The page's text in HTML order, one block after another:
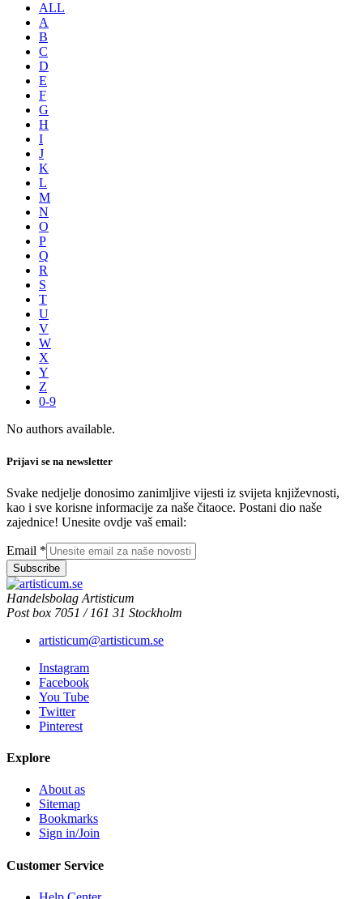
ALL
A
B
C
D
E
F
G
H
I
J
K
L
M
N
O
P
Q
R
S
T
U
V
W
X
Y
Z
0-9
No authors available.
Prijavi se na newsletter
Svake nedjelje donosimo zanimljive vijesti iz svijeta književnosti,
kao i sve korisne informacije za naše čitaoce. Postani dio naše
zajednice! Unesite ovdje vaš email:
Email *
Subscribe
Handelsbolag Artisticum
Post box 7051 / 161 31 Stockholm
artisticum@artisticum.se
Instagram
Facebook
You Tube
Twitter
Pinterest
Explore
About as
Sitemap
Bookmarks
Sign in/Join
Customer Service